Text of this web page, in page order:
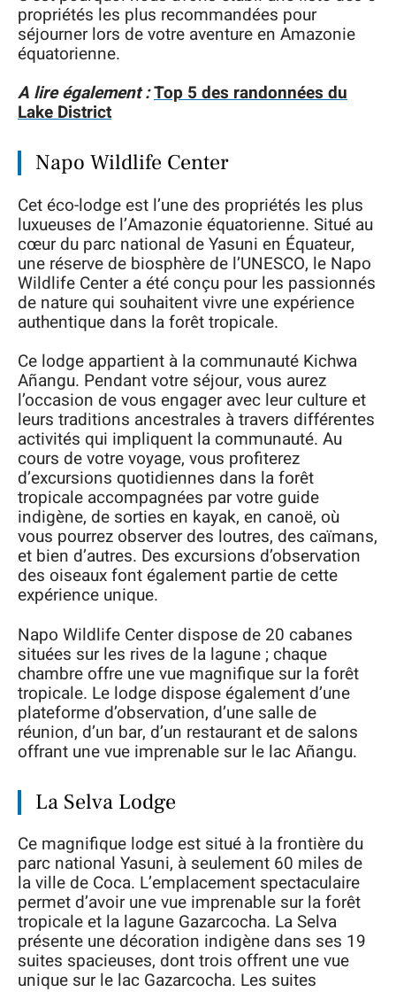
propriétés les plus recommandées pour
séjourner lors de votre aventure en Amazonie
équatorienne.
A lire également :Top 5 des randonnées du
Lake District
Napo Wildlife Center
Cet éco-lodge est l’une des propriétés les plus
luxueuses de l’Amazonie équatorienne. Situé au
cœur du parc national de Yasuni en Équateur,
une réserve de biosphère de l’UNESCO, le Napo
Wildlife Center a été conçu pour les passionnés
de nature qui souhaitent vivre une expérience
authentique dans la forêt tropicale.
Ce lodge appartient à la communauté Kichwa
Añangu. Pendant votre séjour, vous aurez
l’occasion de vous engager avec leur culture et
leurs traditions ancestrales à travers différentes
activités qui impliquent la communauté. Au
cours de votre voyage, vous profiterez
d’excursions quotidiennes dans la forêt
tropicale accompagnées par votre guide
indigène, de sorties en kayak, en canoë, où
vous pourrez observer des loutres, des caïmans,
et bien d’autres. Des excursions d’observation
des oiseaux font également partie de cette
expérience unique.
Napo Wildlife Center dispose de 20 cabanes
situées sur les rives de la lagune ; chaque
chambre offre une vue magnifique sur la forêt
tropicale. Le lodge dispose également d’une
plateforme d’observation, d’une salle de
réunion, d’un bar, d’un restaurant et de salons
offrant une vue imprenable sur le lac Añangu.
La Selva Lodge
Ce magnifique lodge est situé à la frontière du
parc national Yasuni, à seulement 60 miles de
la ville de Coca. L’emplacement spectaculaire
permet d’avoir une vue imprenable sur la forêt
tropicale et la lagune Gazarcocha. La Selva
présente une décoration indigène dans ses 19
suites spacieuses, dont trois offrent une vue
unique sur le lac Gazarcocha. Les suites